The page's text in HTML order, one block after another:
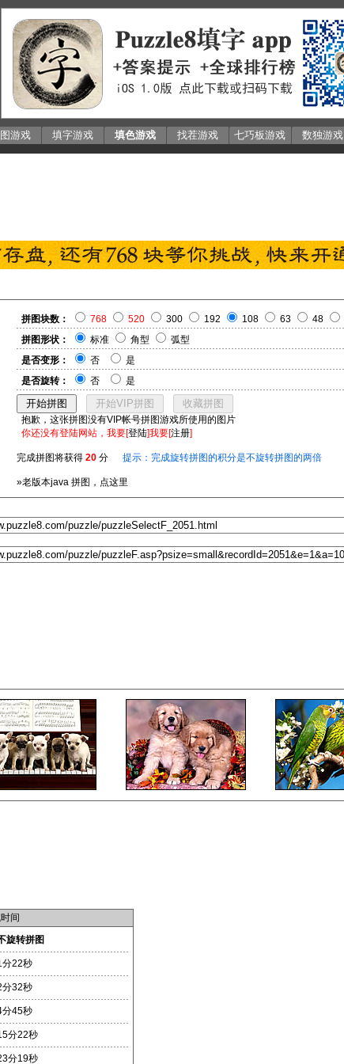
游戏 填字游戏 填色游戏 找茬游戏 七巧板游戏 数独游戏
拼图块数： 768 520 300 192 108 63 48
拼图形状：
标准 角型
弧型
是否变形：
否
是
是否旋转：
否 是
抱歉，这张拼图没有VIP帐号拼图游戏所使用的图片
你还没有登陆网站，我要[登陆]我要[注册]
完成拼图将获得 20 分 提示：完成旋转拼图的积分是不旋转拼图的两倍
»老版本java 拼图，点这里
间
旋转拼图
分22秒
分32秒
分45秒
分22秒
分19秒